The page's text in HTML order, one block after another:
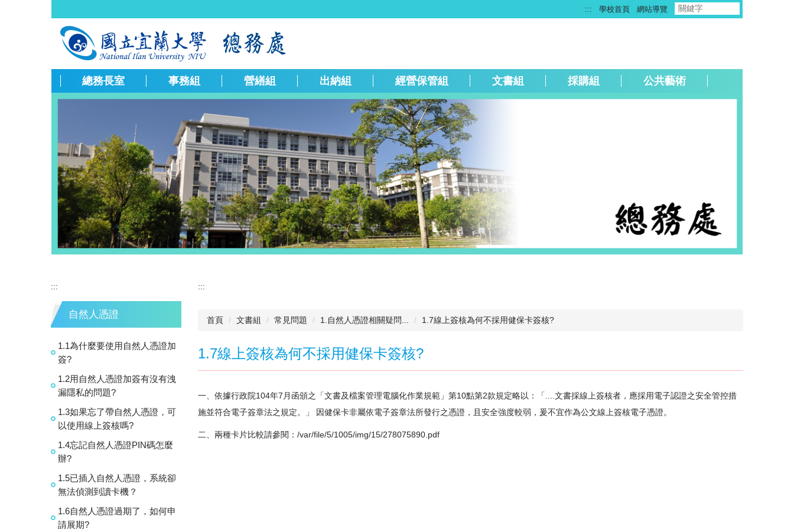
::: 學校首頁 網站導覽
總務長室 事務組 營繕組 出納組 經營保管組 文書組 採購組 公共藝術
:::
自然人憑證
1.1為什麼要使用自然人憑證加
簽?
1.2用自然人憑證加簽有沒有洩
漏隱私的問題?
1.3如果忘了帶自然人憑證，可
以使用線上簽核嗎?
1.4忘記自然人憑證PIN碼怎麼
辦?
1.5已插入自然人憑證，系統卻
無法偵測到讀卡機？
1.6自然人憑證過期了，如何申
請展期?
:::
首頁 文書組 常見問題 1.自然人憑證相關疑問... 1.7線上簽核為何不採用健保卡簽核?
1.7線上簽核為何不採用健保卡簽核?
一、依據行政院104年7月函頒之「文書及檔案管理電腦化作業規範」第10點第2款規定略以：「....文書採線上簽核者，應採用電子認證之安全管控措
施並符合電子簽章法之規定。」 因健保卡非屬依電子簽章法所發行之憑證，且安全強度較弱，爰不宜作為公文線上簽核電子憑證。
二、兩種卡片比較請參閱： /var/file/5/1005/img/15/278075890.pdf